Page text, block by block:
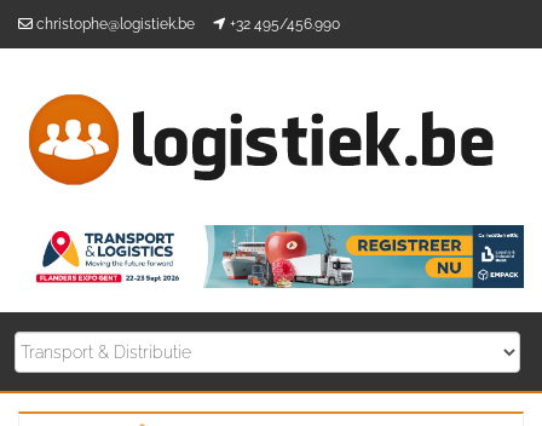
christophe@logistiek.be +32 495/456.990